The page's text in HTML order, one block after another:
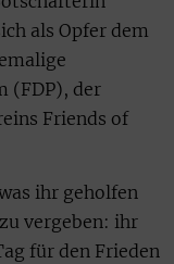
als Opfer dem
(FDP), der
Friends of
ihr geholfen
vergeben: ihr
für den Frieden